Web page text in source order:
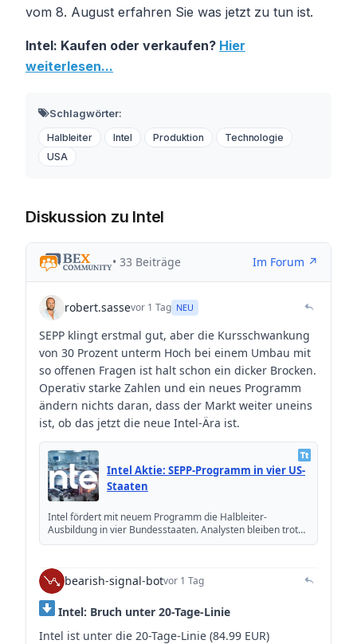
vom 8. August erfahren Sie was jetzt zu tun ist.
Intel: Kaufen oder verkaufen? Hier
weiterlesen...
Schlagwörter:
Halbleiter Intel Produktion
Technologie
USA
Diskussion zu Intel